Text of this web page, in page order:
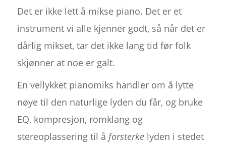
Det er ikke lett å mikse piano. Det er et
instrument vi alle kjenner godt, så når det er
dårlig mikset, tar det ikke lang tid før folk
skjønner at noe er galt.
En vellykket pianomiks handler om å lytte
nøye til den naturlige lyden du får, og bruke
EQ, kompresjon, romklang og
stereoplassering til å forsterkelyden i stedet